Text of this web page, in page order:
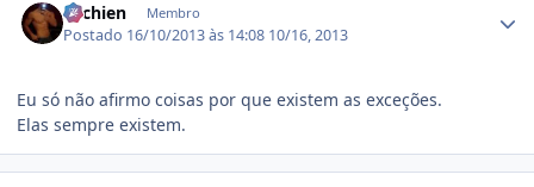
ritchien Membro
Postado 16/10/2013 às 14:08 10/16, 2013
Eu só não afirmo coisas por que existem as exceções.
Elas sempre existem.